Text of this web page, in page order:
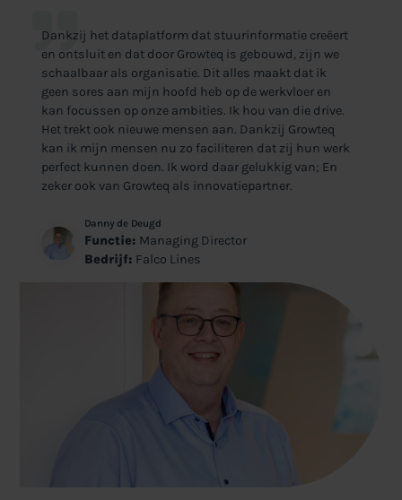
Dankzij het dataplatform dat stuurinformatie creëert
en ontsluit en dat door Growteq is gebouwd, zijn we
schaalbaar als organisatie. Dit alles maakt dat ik
geen sores aan mijn hoofd heb op de werkvloer en
kan focussen op onze ambities. Ik hou van die drive.
Het trekt ook nieuwe mensen aan. Dankzij Growteq
kan ik mijn mensen nu zo faciliteren dat zij hun werk
perfect kunnen doen. Ik word daar gelukkig van; En
zeker ook van Growteq als innovatiepartner.
Danny de Deugd
Functie: Managing Director
Bedrijf: Falco Lines